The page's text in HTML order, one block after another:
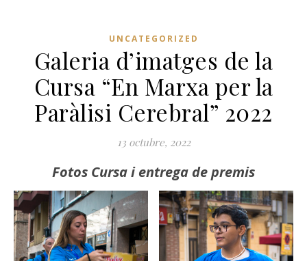
UNCATEGORIZED
Galeria d’imatges de la
Cursa “En Marxa per la
Paràlisi Cerebral” 2022
13 octubre, 2022
Fotos Cursa i entrega de premis